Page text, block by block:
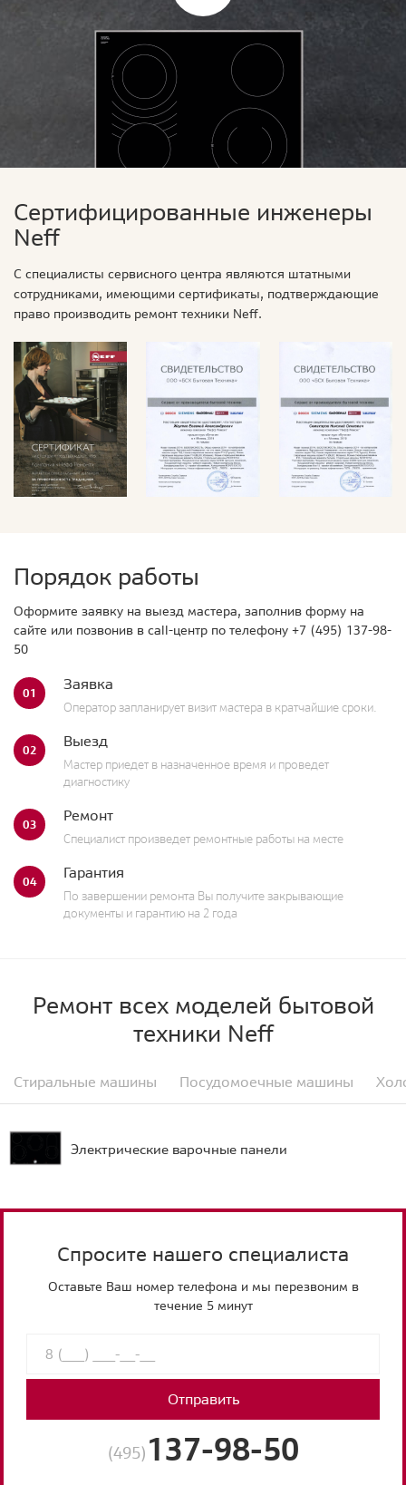
Сертифицированные инженеры
Neff
С специалисты сервисного центра являются штатными
сотрудниками, имеющими сертификаты, подтверждающие
право производить ремонт техники Neff.
Порядок работы
Оформите заявку на выезд мастера, заполнив форму на
сайте или позвонив в call-центр по телефону +7 (495) 137-98-
50
01 Заявка
Оператор запланирует визит мастера в кратчайшие сроки.
02 Выезд
Мастер приедет в назначенное время и проведет
диагностику
03 Ремонт
Специалист произведет ремонтные работы на месте
04 Гарантия
По завершении ремонта Вы получите закрывающие
документы и гарантию на 2 года
Ремонт всех моделей бытовой
техники Neff
Стиральные машины Посудомоечные машины
Электрические варочные панели
Спросите нашего специалиста
Оставьте Ваш номер телефона и мы перезвоним в
течение 5 минут
Отправить
(495) 137-98-50